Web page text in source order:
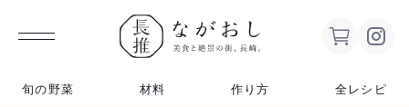
ながお
旬の野菜 材料 作り方 全レシピ